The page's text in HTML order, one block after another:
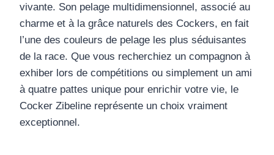
vivante. Son pelage multidimensionnel, associé au
charme et à la grâce naturels des Cockers, en fait
l’une des couleurs de pelage les plus séduisantes
de la race. Que vous recherchiez un compagnon à
exhiber lors de compétitions ou simplement un ami
à quatre pattes unique pour enrichir votre vie, le
Cocker Zibeline représente un choix vraiment
exceptionnel.